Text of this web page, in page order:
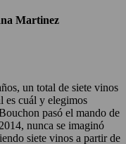
Martinez
un total de siete vinos
es cuál y elegimos
pasó el mando de
nunca se imaginó
siete vinos a partir de